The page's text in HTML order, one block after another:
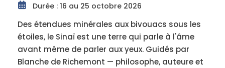
Durée : 16 au 25 octobre 2026
Des étendues minérales aux bivouacs sous les
étoiles, le Sinaï est une terre qui parle à l'âme
avant même de parler aux yeux. Guidés par
Blanche de Richemont — philosophe, auteure et